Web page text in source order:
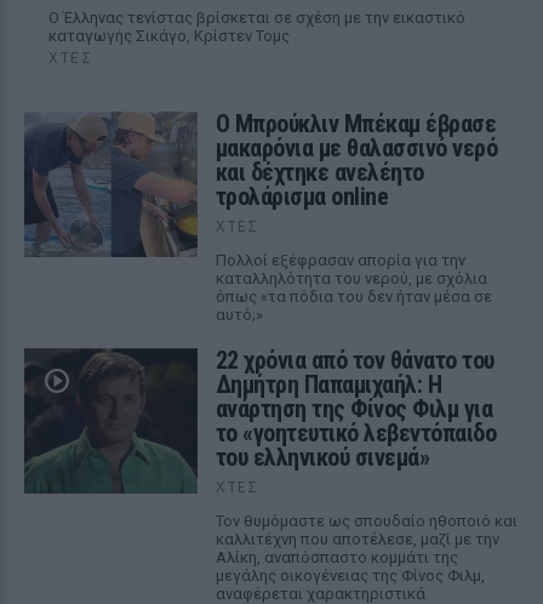
Ο Έλληνας τενίστας βρίσκεται σε σχέση με την εικαστικό
καταγωγής Σικάγο, Κρίστεν Τομς
ΧΤΕΣ
Ο Μπρούκλιν Μπέκαμ έβρασε
μακαρόνια με θαλασσινό νερό
και δέχτηκε ανελέητο
τρολάρισμα online
ΧΤΕΣ
Πολλοί εξέφρασαν απορία για την
καταλληλότητα του νερού, με σχόλια
όπως «τα πόδια του δεν ήταν μέσα σε
αυτό;»
22 χρόνια από τον θάνατο του
Δημήτρη Παπαμιχαήλ: Η
ανάρτηση της Φίνος Φιλμ για
το «γοητευτικό λεβεντόπαιδο
του ελληνικού σινεμά»
ΧΤΕΣ
Τον θυμόμαστε ως σπουδαίο ηθοποιό και
καλλιτέχνη που αποτέλεσε, μαζί με την
Αλίκη, αναπόσπαστο κομμάτι της
μεγάλης οικογένειας της Φίνος Φιλμ,
αναφέρεται χαρακτηριστικά